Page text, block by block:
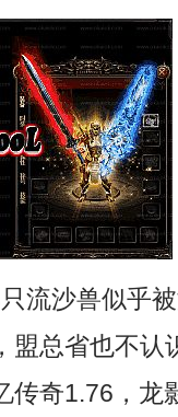
流沙兽似乎
盟总省也不认
传奇1.76，龙